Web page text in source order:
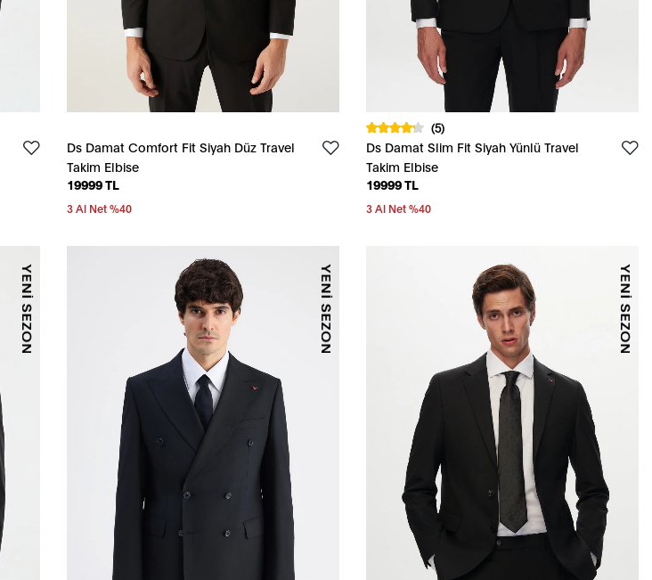
Ds Damat Comfort Fit Siyah Düz Travel
Takim Elbise
19999 TL
3 Al Net %40
(5)
Ds Damat Slim Fit Siyah Yünlü Travel
Takim Elbise
19999 TL
3 Al Net %40